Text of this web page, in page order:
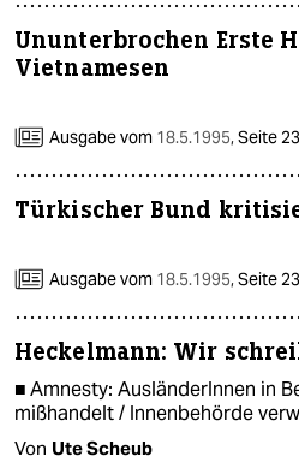
Ununterbrochen Erste
Vietnamesen
Ausgabe vom 18.5.1995,Seite
Türkischer Bund
Ausgabe vom 18.5.1995,Seite
Heckelmann: Wir
■ Amnesty: AusländerInnen in
mißhandelt / Innenbehörde
Von Ute Scheub